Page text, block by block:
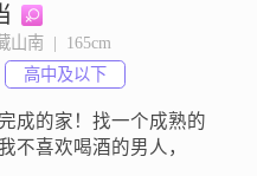
山南  |  165cm
高中及以下
成的家！找一个成熟的
不喜欢喝酒的男人，